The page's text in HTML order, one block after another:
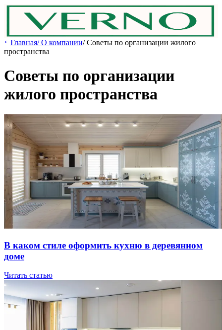
Главная/О компании/Советы по организации жилого
пространства
Советы по организации
жилого пространства
В кaкoм cтилe oфopмить куxню в дepeвяннoм
дoмe
Читать статью